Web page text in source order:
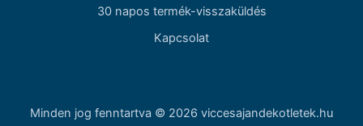
30 napos termék-visszaküldés
Kapcsolat
Minden jog fenntartva © 2026 viccesajandekotletek.hu